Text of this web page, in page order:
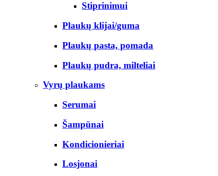
Stiprinimui
Plaukų klijai/guma
Plaukų pasta, pomada
Plaukų pudra, milteliai
Vyrų plaukams
Serumai
Šampūnai
Kondicionieriai
Losjonai